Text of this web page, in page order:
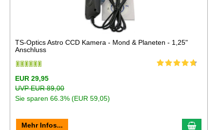
TS-Optics Astro CCD Kamera - Mond & Planeten - 1,25"
Anschluss
EUR 29,95
UVP EUR 89,00
Sie sparen 66.3% (EUR 59,05)
Mehr Infos... In